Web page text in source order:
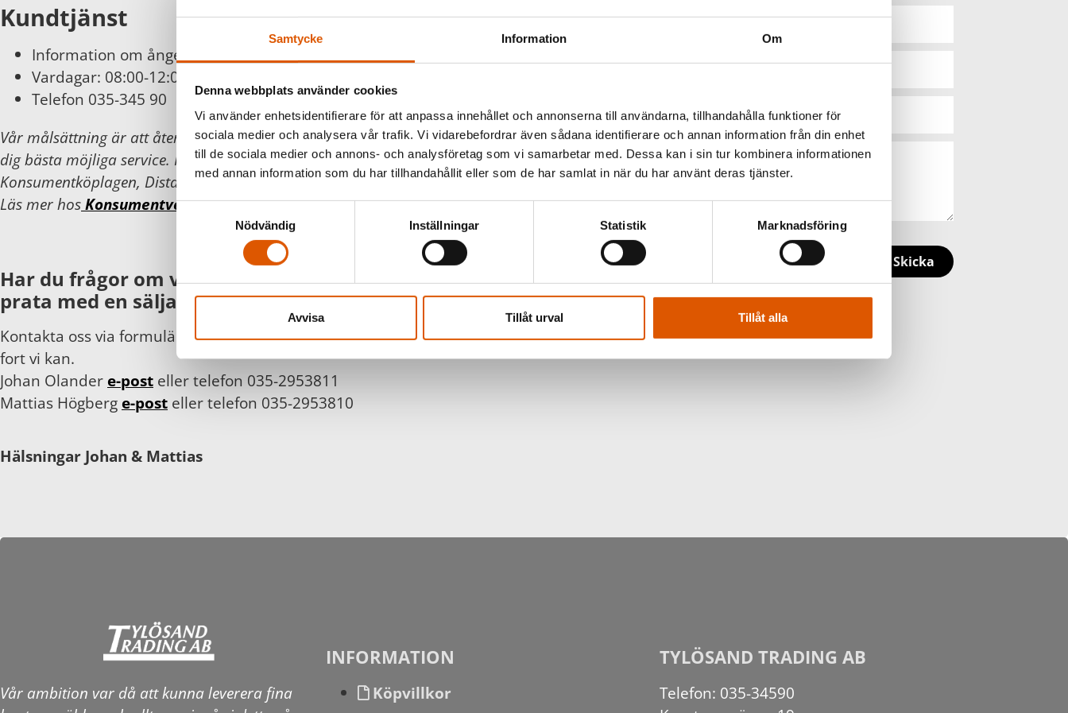
Samtycke Information Om
Denna webbplats använder cookies
Vi använder enhetsidentifierare för att anpassa innehållet och annonserna till användarna, tillhandahålla funktioner för
sociala medier och analysera vår trafik. Vi vidarebefordrar även sådana identifierare och annan information från din enhet
till de sociala medier och annons- och analysföretag som vi samarbetar med. Dessa kan i sin tur kombinera informationen
med annan information som du har tillhandahållit eller som de har samlat in när du har använt deras tjänster.
Samtyckesval
Nödvändig
Inställningar Statistik Marknadsföring
Avvisa Tillåt urval Tillåt alla
Kundtjänst
Information om ångerätt och byten finnshär
Vardagar: 08:00-12:00
Telefon 035-345 90
Vår målsättning är att återkomma inom 24 timmar och erbjuda
dig bästa möjliga service. För din och vår trygghet följer vi
Konsumentköplagen, Distans- och hemförsäljningslagen.
Läs mer hosKonsumentverket.
Har du frågor om våra produkter eller vill du
prata med en säljare?
Kontakta oss via formuläret eller direkt, så hör vi av oss så
fort vi kan.
Johan Olander e-post eller telefon 035-2953811
Mattias Högberg e-post eller telefon 035-2953810
Hälsningar Johan & Mattias
Skicka
Vår ambition var då att kunna leverera fina
INFORMATION
Köpvillkor
TYLÖSAND TRADING AB
Telefon: 035-34590